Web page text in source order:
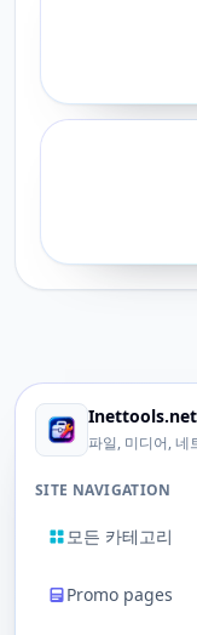
Inettools.net
파일, 미디어, 네
SITE NAVIGATION
모든 카테고리
Promo pages